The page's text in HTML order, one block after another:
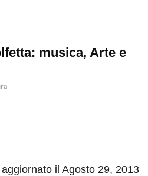
musica, Arte e
il Agosto 29, 2013